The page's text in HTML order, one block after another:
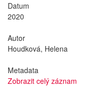
Datum
2020
Autor
Houdková, Helena
Metadata
Zobrazit celý záznam